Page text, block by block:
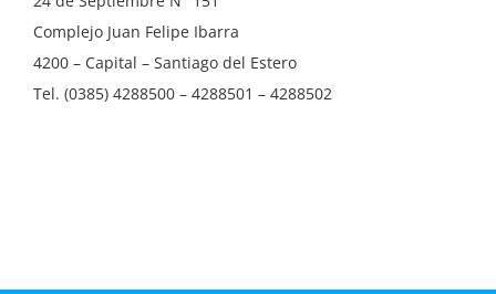
Complejo Juan Felipe Ibarra
4200 – Capital – Santiago del Estero
Tel. (0385) 4288500 – 4288501 – 4288502